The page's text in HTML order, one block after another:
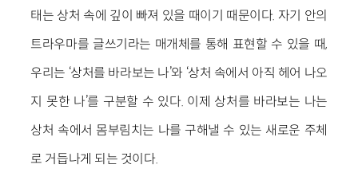
태는 상처 속에 깊이 빠져 있을 때이기 때문이다. 자기 안의
트라우마를 글쓰기라는 매개체를 통해 표현할 수 있을 때,
우리는 ‘상처를 바라보는 나’와 ‘상처 속에서 아직 헤어 나오
지 못한 나’를 구분할 수 있다. 이제 상처를 바라보는 나는
상처 속에서 몸부림치는 나를 구해낼 수 있는 새로운 주체
로 거듭나게 되는 것이다.